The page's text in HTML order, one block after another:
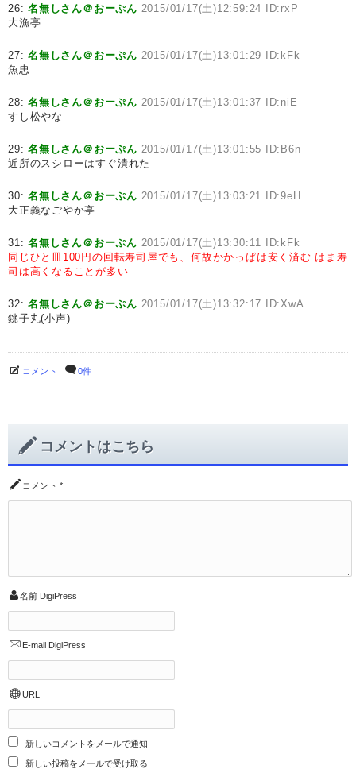
26:名無しさん＠おーぷん 2015/01/17(土)12:59:24 ID:rxP
大漁亭
27:名無しさん＠おーぷん 2015/01/17(土)13:01:29 ID:kFk
魚忠
28:名無しさん＠おーぷん 2015/01/17(土)13:01:37 ID:niE
すし松やな
29:名無しさん＠おーぷん 2015/01/17(土)13:01:55 ID:B6n
近所のスシローはすぐ潰れた
30:名無しさん＠おーぷん 2015/01/17(土)13:03:21 ID:9eH
大正義なごやか亭
31:名無しさん＠おーぷん 2015/01/17(土)13:30:11 ID:kFk
同じひと皿100円の回転寿司屋でも、何故かかっぱは安く済む はま寿
司は高くなることが多い
32:名無しさん＠おーぷん 2015/01/17(土)13:32:17 ID:XwA
銚子丸(小声)
コメント 0件
コメントはこちら
コメント *
名前 DigiPress
E-mail DigiPress
URL
新しいコメントをメールで通知
新しい投稿をメールで受け取る